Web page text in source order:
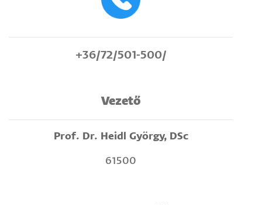
+36/72/501-500/
Vezető
Prof. Dr. Heidl György, DSc
61500